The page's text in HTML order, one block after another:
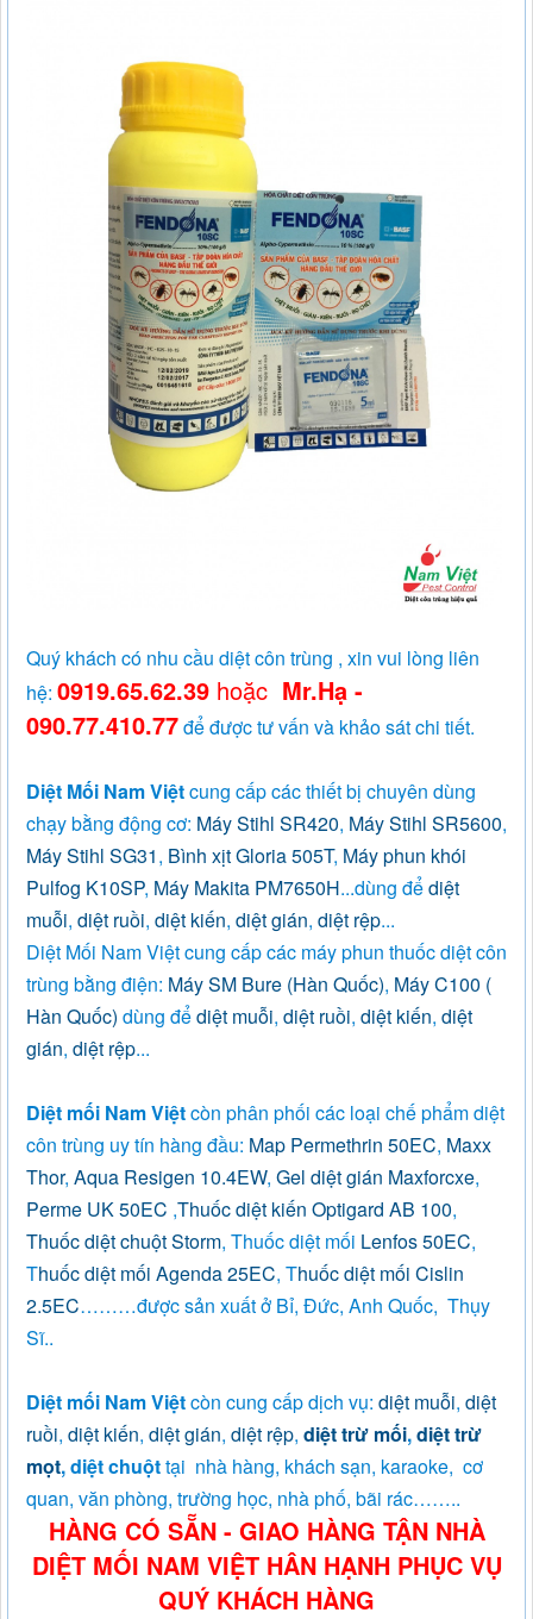
Quý khách có nhu cầu diệt côn trùng , xin vui lòng liên
hệ: 0919.65.62.39 hoặc Mr.Hạ -
090.77.410.77để được tư vấn và khảo sát chi tiết.
Diệt Mối Nam Việtcung cấp các thiết bị chuyên dùng
chạy bằng động cơ: Máy Stihl SR420, Máy Stihl SR5600,
Máy Stihl SG31, Bình xịt Gloria 505T, Máy phun khói
Pulfog K10SP, Máy Makita PM7650H...dùng đểdiệt
muỗi, diệt ruồi, diệt kiến, diệt gián, diệt rệp...
Diệt Mối Nam Việt cung cấp các máy phun thuốc diệt côn
trùng bằng điện: Máy SM Bure (Hàn Quốc), Máy C100 (
Hàn Quốc) dùng đểdiệt muỗi, diệt ruồi, diệt kiến, diệt
gián, diệt rệp...
Diệt mối Nam Việtcòn phân phối các loại chế phẩm diệt
côn trùng uy tín hàng đầu: Map Permethrin 50EC, Maxx
Thor, Aqua Resigen 10.4EW, Gel diệt gián Maxforcxe,
Perme UK 50EC ,Thuốc diệt kiến Optigard AB 100,
Thuốc diệt chuột Storm, Thuốc diệt mối Lenfos 50EC,
Thuốc diệt mối Agenda 25EC, Thuốc diệt mối Cislin
2.5EC………được sản xuất ở Bỉ, Đức, Anh Quốc, Thụy
Sĩ..
Diệt mối Nam Việtcòn cung cấp dịch vụ: diệt muỗi, diệt
ruồi, diệt kiến, diệt gián, diệt rệp, diệt trừ mối,diệt trừ
mọt, diệt chuộttại nhà hàng, khách sạn, karaoke, cơ
quan, văn phòng, trường học, nhà phố, bãi rác……..
HÀNG CÓ SẴN - GIAO HÀNG TẬN NHÀ
DIỆT MỐI NAM VIỆT HÂN HẠNH PHỤC VỤ
QUÝ KHÁCH HÀNG